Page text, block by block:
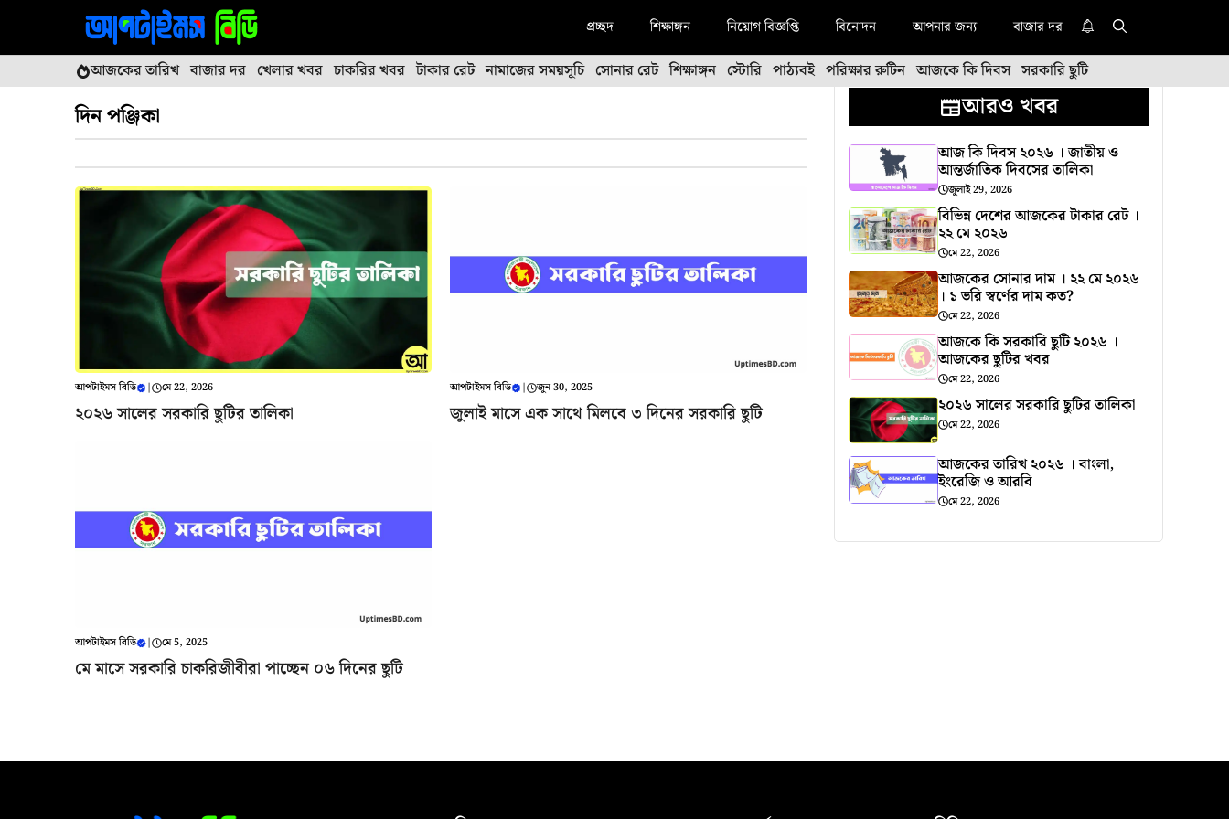
যান
প্রচ্ছদ শিক্ষাঙ্গন নিয়োগ বিজ্ঞপ্তি বিনোদন আপনার জন্য বাজার দর
আজকের তারিখ বাজার দর খেলার খবর চাকরির খবর টাকার রেট নামাজের সময়সূচি সোনার রেট শিক্ষাঙ্গন স্টোরি পাঠ্যবই পরিক্ষার রুটিন আজকে কি দিবস সরকারি ছুটি
দিন পঞ্জিকা
আপটাইমস বিডি | মে 22, 2026
২০২৬ সালের সরকারি ছুটির তালিকা
আপটাইমস বিডি | জুন 30, 2025
জুলাই মাসে এক সাথে মিলবে ৩ দিনের সরকারি ছুটি
আপটাইমস বিডি | মে 5, 2025
মে মাসে সরকারি চাকরিজীবীরা পাচ্ছেন ০৬ দিনের ছুটি
আরও খবর
আজ কি দিবস ২০২৬ । জাতীয় ও
আন্তর্জাতিক দিবসের তালিকা
জুলাই 29, 2026
বিভিন্ন দেশের আজকের টাকার রেট ।
২২ মে ২০২৬
মে 22, 2026
আজকের সোনার দাম । ২২ মে ২০২৬
। ১ ভরি স্বর্ণের দাম কত?
মে 22, 2026
আজকে কি সরকারি ছুটি ২০২৬ ।
আজকের ছুটির খবর
মে 22, 2026
২০২৬ সালের সরকারি ছুটির তালিকা
মে 22, 2026
আজকের তারিখ ২০২৬ । বাংলা,
ইংরেজি ও আরবি
মে 22, 2026